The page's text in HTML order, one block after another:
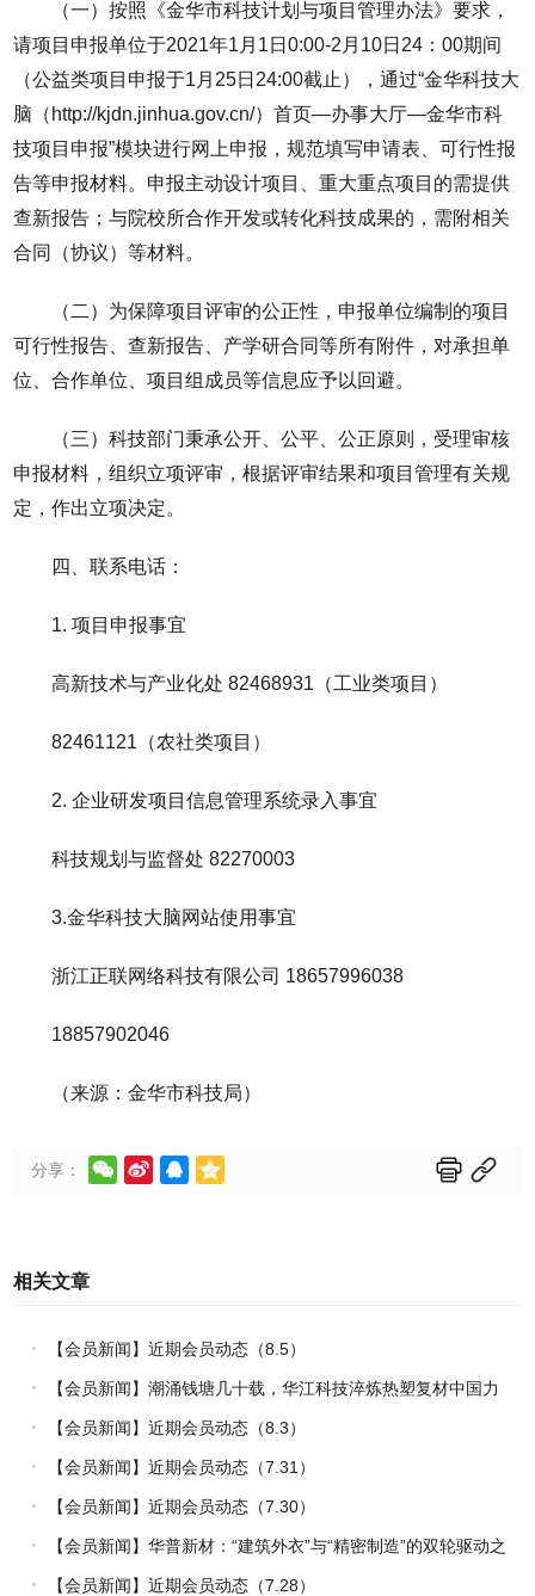
（一）按照《金华市科技计划与项目管理办法》要求，
请项目申报单位于2021年1月1日0:00-2月10日24：00期间
（公益类项目申报于1月25日24:00截止），通过“金华科技大
脑（http://kjdn.jinhua.gov.cn/）首页—办事大厅—金华市科
技项目申报”模块进行网上申报，规范填写申请表、可行性报
告等申报材料。申报主动设计项目、重大重点项目的需提供
查新报告；与院校所合作开发或转化科技成果的，需附相关
合同（协议）等材料。
（二）为保障项目评审的公正性，申报单位编制的项目
可行性报告、查新报告、产学研合同等所有附件，对承担单
位、合作单位、项目组成员等信息应予以回避。
（三）科技部门秉承公开、公平、公正原则，受理审核
申报材料，组织立项评审，根据评审结果和项目管理有关规
定，作出立项决定。
四、联系电话：
1. 项目申报事宜
高新技术与产业化处 82468931（工业类项目）
82461121（农社类项目）
2. 企业研发项目信息管理系统录入事宜
科技规划与监督处 82270003
3.金华科技大脑网站使用事宜
浙江正联网络科技有限公司 18657996038
18857902046
（来源：金华市科技局）
分享：      
相关文章
【会员新闻】近期会员动态（8.5）
【会员新闻】潮涌钱塘几十载，华江科技淬炼热塑复材中国力
量
【会员新闻】近期会员动态（8.3）
【会员新闻】近期会员动态（7.31）
【会员新闻】近期会员动态（7.30）
【会员新闻】华普新材：“建筑外衣”与“精密制造”的双轮驱动之
路
【会员新闻】近期会员动态（7.28）